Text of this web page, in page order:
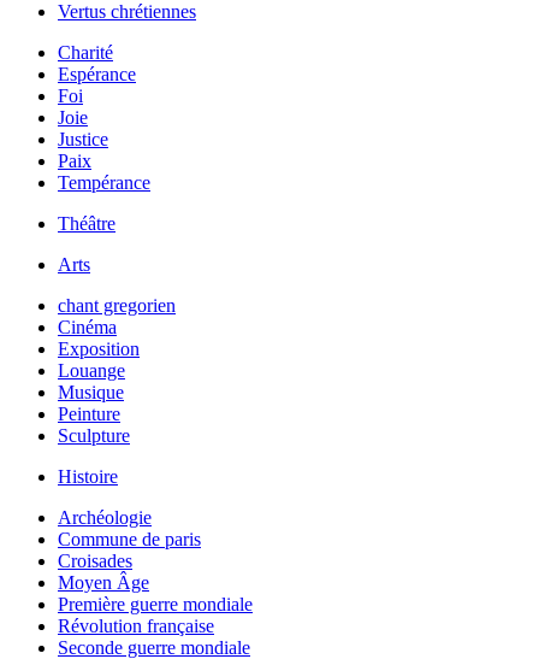
Vertus chrétiennes
Charité
Espérance
Foi
Joie
Justice
Paix
Tempérance
Théâtre
Arts
chant gregorien
Cinéma
Exposition
Louange
Musique
Peinture
Sculpture
Histoire
Archéologie
Commune de paris
Croisades
Moyen Âge
Première guerre mondiale
Révolution française
Seconde guerre mondiale